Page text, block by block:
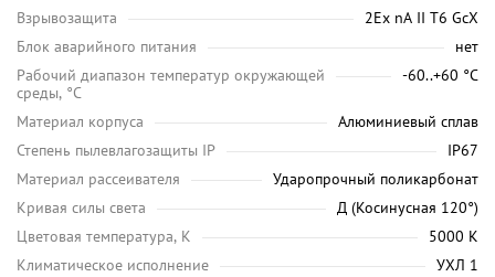
Взрывозащита
2Ex nA II T6 GcX
Блок аварийного питания
нет
Рабочий диапазон температур окружающей
среды, °C
-60..+60 °С
Материал корпуса
Алюминиевый сплав
Степень пылевлагозащиты IP
IP67
Материал рассеивателя
Ударопрочный поликарбонат
Кривая силы света
Д (Косинусная 120°)
Цветовая температура, K
5000 K
Климатическое исполнение
УХЛ 1